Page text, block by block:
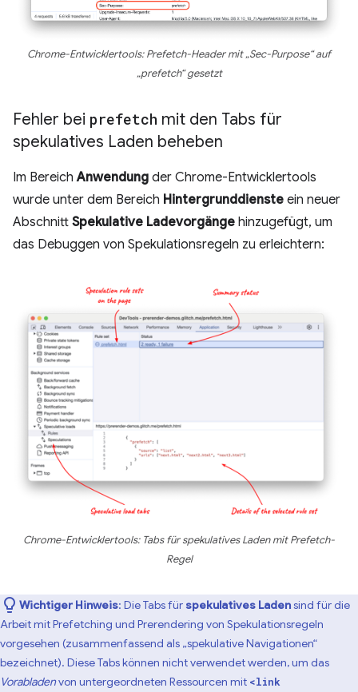
Chrome-Entwicklertools: Prefetch-Header mit „Sec-Purpose“ auf
„prefetch“ gesetzt
Fehler bei prefetch mit den Tabs für
spekulatives Laden beheben
Im BereichAnwendung der Chrome-Entwicklertools
wurde unter dem Bereich Hintergrunddienste ein neuer
Abschnitt Spekulative Ladevorgänge hinzugefügt, um
das Debuggen von Spekulationsregeln zu erleichtern:
Chrome-Entwicklertools: Tabs für spekulatives Laden mit Prefetch-
Regel
Wichtiger Hinweis: Die Tabs für spekulatives Ladensind für die
Arbeit mit Prefetching und Prerendering von Spekulationsregeln
vorgesehen (zusammenfassend als „spekulative Navigationen“
bezeichnet). Diese Tabs können nicht verwendet werden, um das
Vorabladenvon untergeordneten Ressourcen mit <link